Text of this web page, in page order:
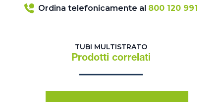
Ordina telefonicamente al 800 120 991
TUBI MULTISTRATO
Prodotti correlati